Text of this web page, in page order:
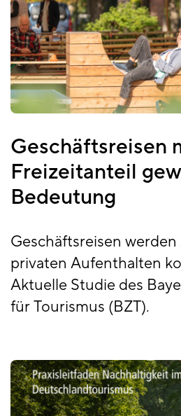
Geschäftsreisen
Freizeitanteil
Bedeutung
Geschäftsreisen
privaten Aufenthalten
Aktuelle Studie des
für Tourismus (BZT).